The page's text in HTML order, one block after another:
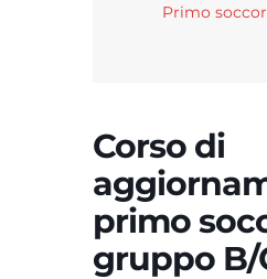
Primo
Corso di
primo
gruppo B/